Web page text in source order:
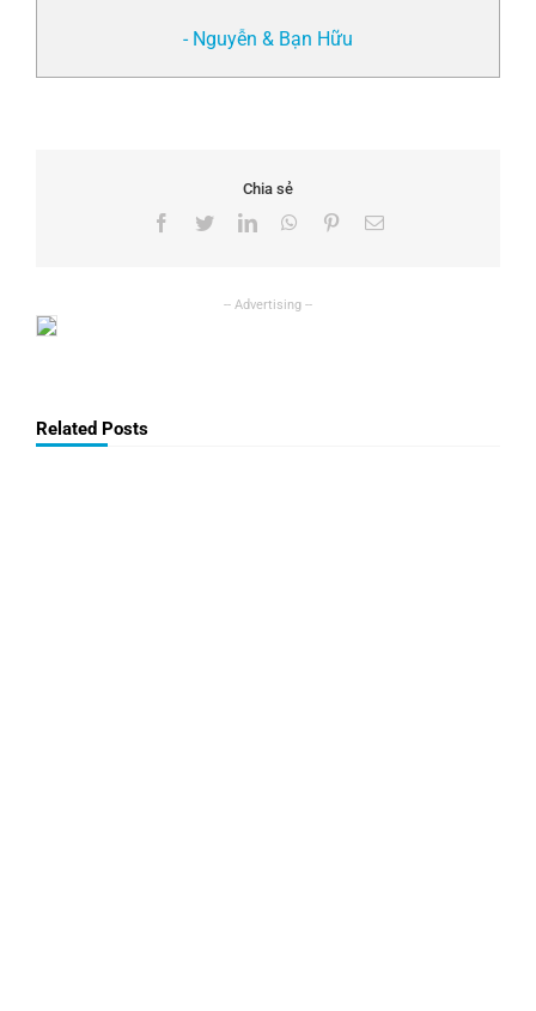
- Nguyễn & Bạn Hữu
Chia sẻ
Facebook
TwitterLinkedInWhatsApp
PinterestEmail
Related Posts